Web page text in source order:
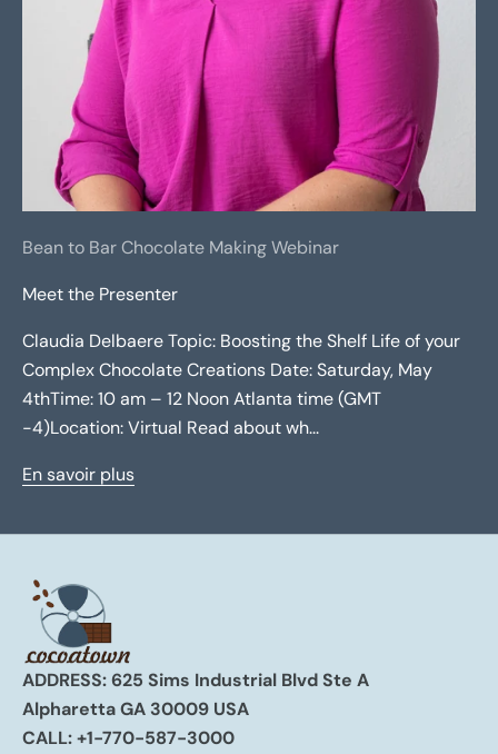
Bean to Bar Chocolate Making Webinar
Meet the Presenter
Claudia Delbaere Topic: Boosting the Shelf Life of your
Complex Chocolate Creations Date: Saturday, May
4thTime: 10 am – 12 Noon Atlanta time (GMT
-4)Location: Virtual Read about wh...
En savoir plus
ADDRESS: 625 Sims Industrial Blvd Ste A
Alpharetta GA 30009 USA
CALL:+1-770-587-3000